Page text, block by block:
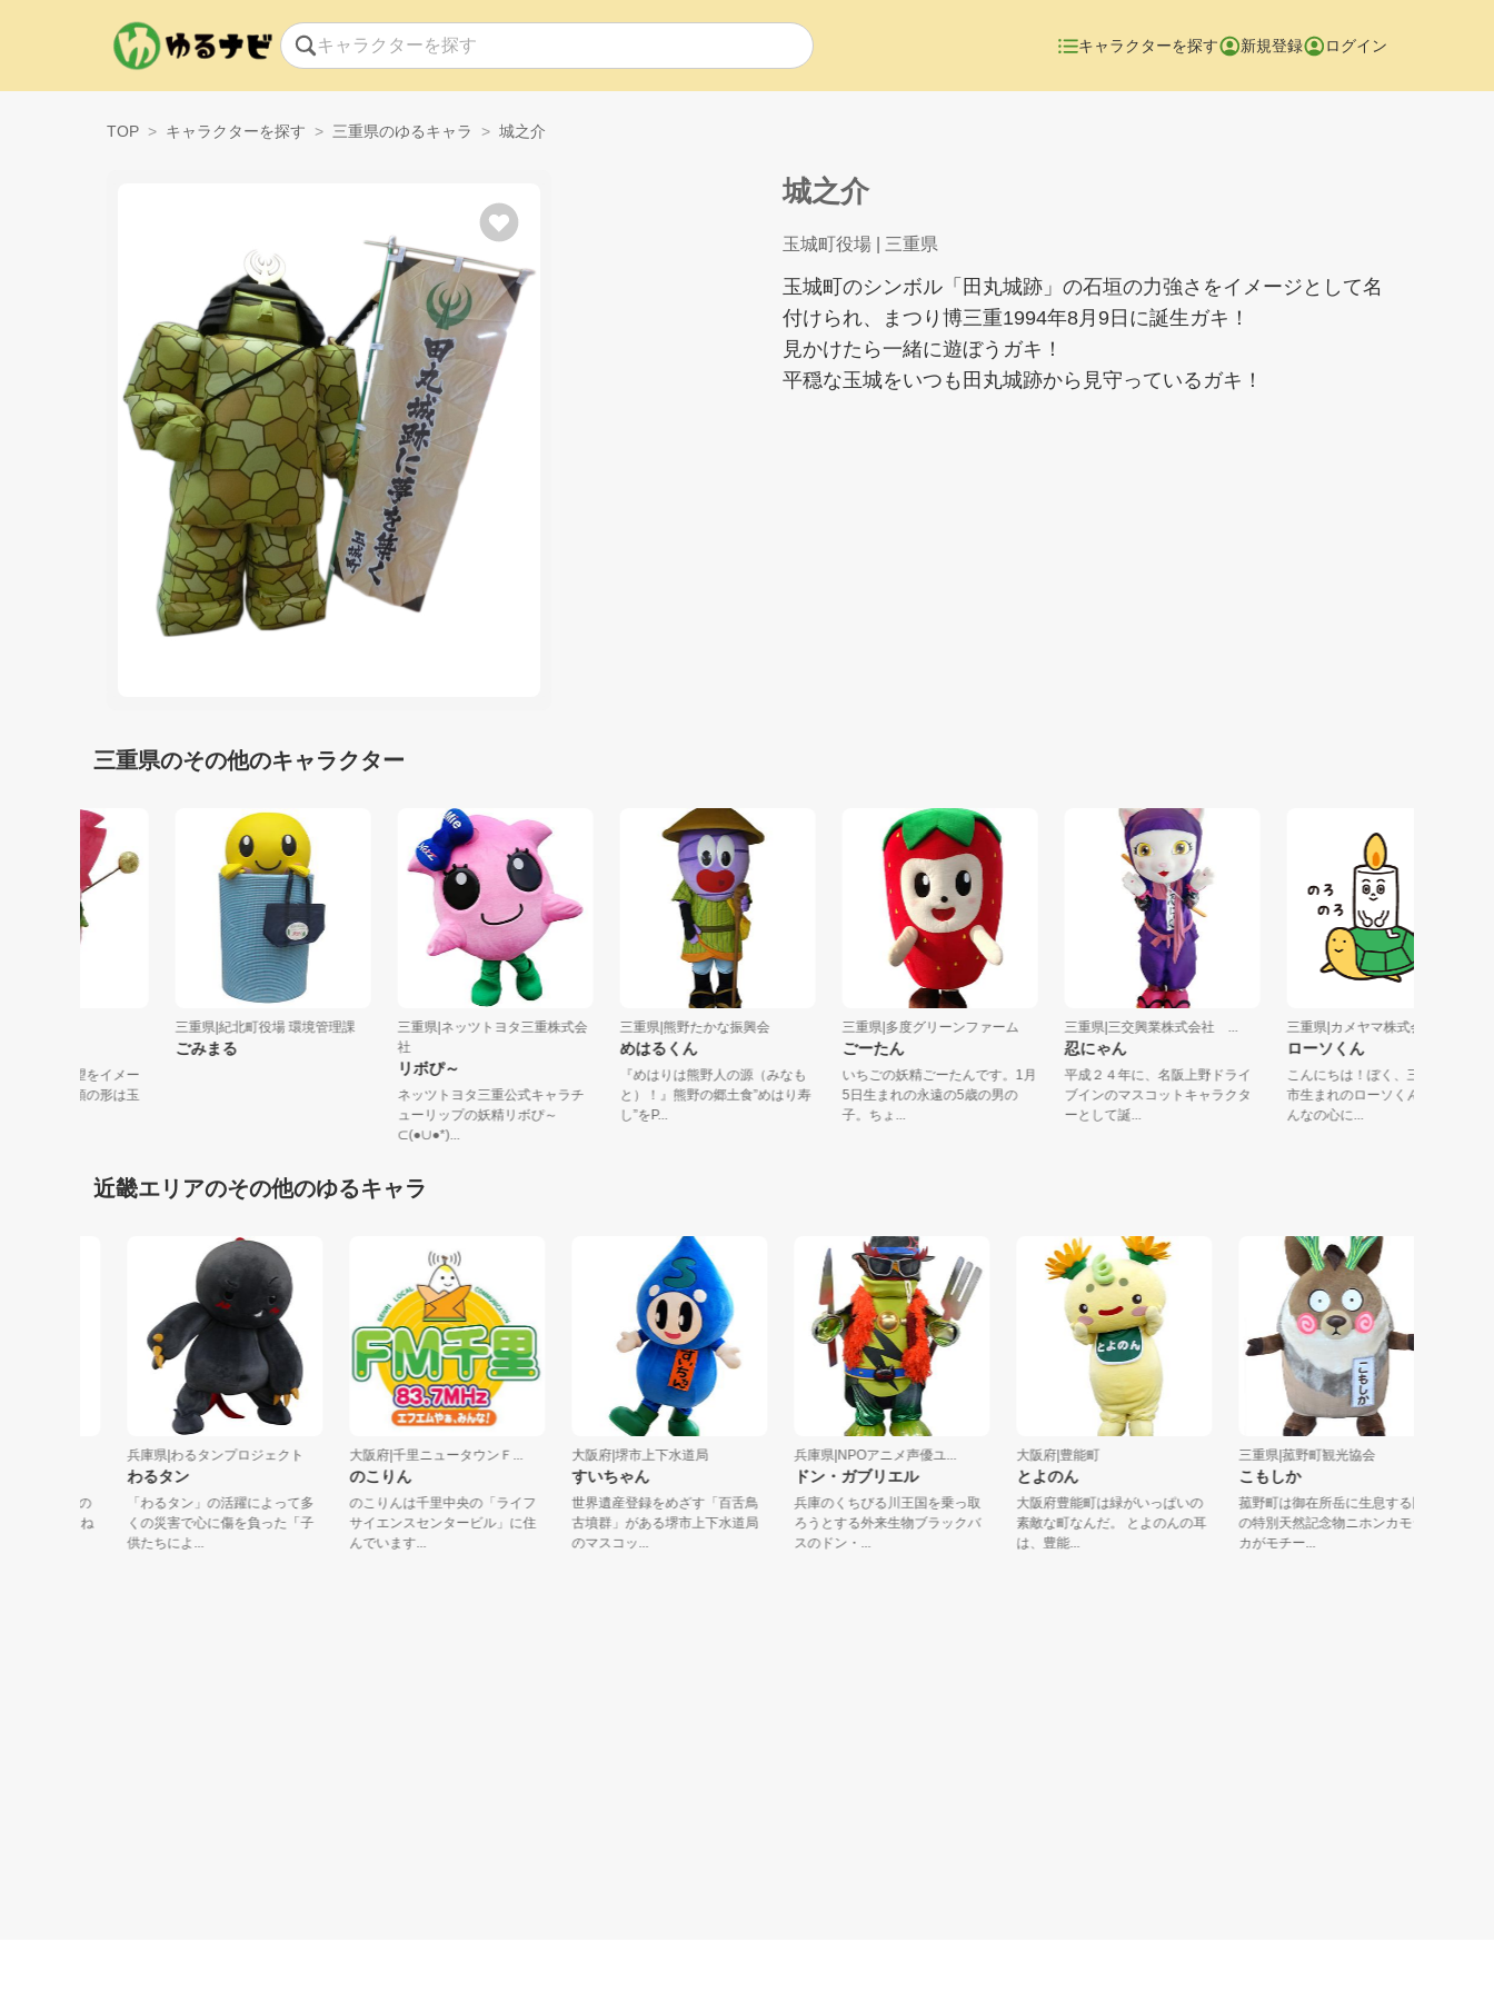
キャラクターを探す 新規登録 ログイン
TOP キャラクターを探す 三重県のゆるキャラ 城之介
城之介
玉城町役場 | 三重県
玉城町のシンボル「田丸城跡」の石垣の力強さをイメージとして名
付けられ、まつり博三重1994年8月9日に誕生ガキ！
見かけたら一緒に遊ぼうガキ！
平穏な玉城をいつも田丸城跡から見守っているガキ！
三重県のその他のキャラクター
の夢・未来・希望をイメー
て名付けられ、頭の形は玉
三重県|紀北町役場 環境管理課
ごみまる
三重県|ネッツトヨタ三重株式会
リボぴ～
ネッツトヨタ三重公式キャラチ
ューリップの妖精リボぴ～
⊂(●∪●*)...
三重県|熊野たかな振興会
めはるくん
『めはりは熊野人の源（みなも
と）！』熊野の郷土食”めはり寿
し”をP...
三重県|多度グリーンファーム
ごーたん
いちごの妖精ごーたんです。1月
5日生まれの永遠の5歳の男の
子。ちょ...
三重県|三交興業株式会社 ...
忍にゃん
平成２４年に、名阪上野ドライ
ブインのマスコットキャラクタ
ーとして誕...
三重県|カメヤマ株式会社
ローソくん
こんにちは！ぼく、三重県亀
市生まれのローソくんです。
んなの心に...
近畿エリアのその他のゆるキャラ
兵庫県|わるタンプロジェクト
わるタン
「わるタン」の活躍によって多
くの災害で心に傷を負った「子
供たちによ...
大阪府|千里ニュータウンＦ...
のこりん
のこりんは千里中央の「ライフ
サイエンスセンタービル」に住
んでいます...
大阪府|堺市上下水道局
すいちゃん
世界遺産登録をめざす「百舌鳥
古墳群」がある堺市上下水道局
のマスコッ...
兵庫県|NPOアニメ声優ユ...
ドン・ガブリエル
兵庫のくちびる川王国を乗っ取
ろうとする外来生物ブラックバ
スのドン・...
大阪府|豊能町
とよのん
大阪府豊能町は緑がいっぱいの
素敵な町なんだ。 とよのんの耳
は、豊能...
三重県|菰野町観光協会
こもしか
菰野町は御在所岳に生息する国
の特別天然記念物ニホンカモシ
カがモチー...